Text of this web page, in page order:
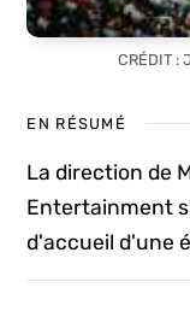
CRÉDIT :
EN RÉSUMÉ
La direction de
Entertainment
d'accueil d'une